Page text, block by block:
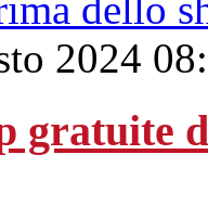
2024
gratuite